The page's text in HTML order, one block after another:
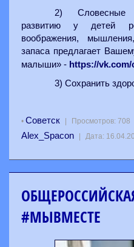
2) Словесные
развитию у детей
воображения,
запаса предлагает
малыши» - https://vk.com/
3) Сохранить
• Советск | Просмотров: 708
Alex_Spacon | Дата:
#МЫВМЕСТЕ